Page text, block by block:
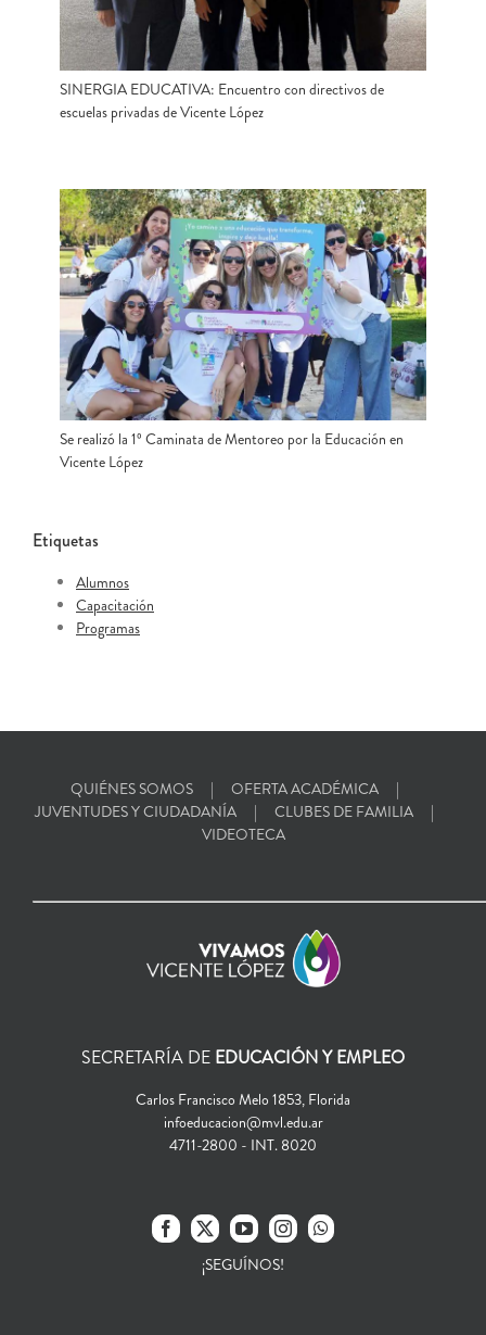
SINERGIA EDUCATIVA: Encuentro con directivos de
escuelas privadas de Vicente López
Se realizó la 1º Caminata de Mentoreo por la Educación en
Vicente López
Etiquetas
Alumnos
Capacitación
Programas
QUIÉNES SOMOS
OFERTA ACADÉMICA
JUVENTUDES Y CIUDADANÍA
CLUBES DE FAMILIA
VIDEOTECA
SECRETARÍA DE EDUCACIÓN Y EMPLEO
Carlos Francisco Melo 1853, Florida
infoeducacion@mvl.edu.ar
4711-2800 - INT. 8020
¡SEGUÍNOS!